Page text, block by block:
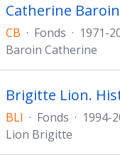
Catherine
CB · Fonds · 1971-
Baroin Catherine
Brigitte Lion.
BLI · Fonds · 1994-
Lion Brigitte